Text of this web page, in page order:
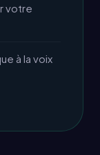
votre
à la voix